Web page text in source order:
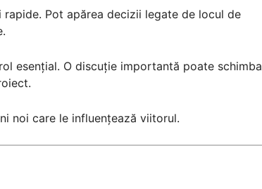
Pot apărea decizii legate de locul de
esențial. O discuție importantă poate schimba
noi care le influențează viitorul.